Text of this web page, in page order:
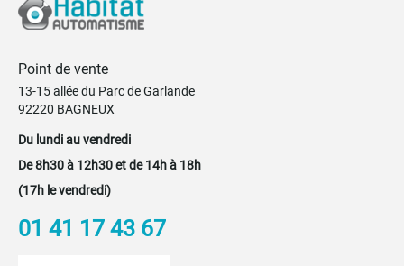
Point de vente
13-15 allée du Parc de Garlande
92220 BAGNEUX
Du lundi au vendredi
De 8h30 à 12h30 et de 14h à 18h
(17h le vendredi)
01 41 17 43 67